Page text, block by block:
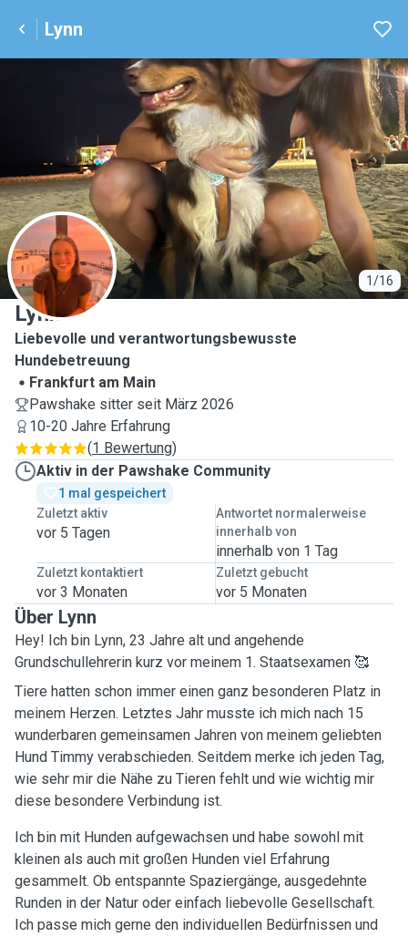
Lynn
1/16
L
Lynn
Liebevolle und verantwortungsbewusste
Hundebetreuung
Frankfurt am Main
Pawshake sitter seit März 2026
10-20 Jahre Erfahrung
(1 Bewertung)
Aktiv in der Pawshake Community
1 mal gespeichert
Zuletzt aktiv
vor 5 Tagen
Antwortet normalerweise
innerhalb von
innerhalb von 1 Tag
Zuletzt kontaktiert
vor 3 Monaten
Zuletzt gebucht
vor 5 Monaten
Über Lynn
Hey! Ich bin Lynn, 23 Jahre alt und angehende
Grundschullehrerin kurz vor meinem 1. Staatsexamen 🥰
Tiere hatten schon immer einen ganz besonderen Platz in
meinem Herzen. Letztes Jahr musste ich mich nach 15
wunderbaren gemeinsamen Jahren von meinem geliebten
Hund Timmy verabschieden. Seitdem merke ich jeden Tag,
wie sehr mir die Nähe zu Tieren fehlt und wie wichtig mir
diese besondere Verbindung ist.
Ich bin mit Hunden aufgewachsen und habe sowohl mit
kleinen als auch mit großen Hunden viel Erfahrung
gesammelt. Ob entspannte Spaziergänge, ausgedehnte
Runden in der Natur oder einfach liebevolle Gesellschaft.
Ich passe mich gerne den individuellen Bedürfnissen und